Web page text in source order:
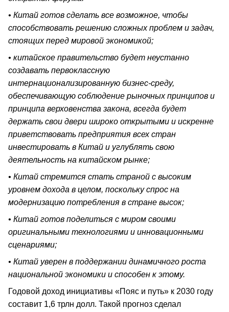
• Китай готов сделать все возможное, чтобы
способствовать решению сложных проблем и задач,
стоящих перед мировой экономикой;
• китайское правительство будет неустанно
создавать первоклассную
интернационализированную бизнес-среду,
обеспечивающую соблюдение рыночных принципов и
принципа верховенства закона, всегда будет
держать свои двери широко открытыми и искренне
приветствовать предприятия всех стран
инвестировать в Китай и углублять свою
деятельность на китайском рынке;
• Китай стремится стать страной с высоким
уровнем дохода в целом, поскольку спрос на
модернизацию потребления в стране высок;
• Китай готов поделиться с миром своими
оригинальными технологиями и инновационными
сценариями;
• Китай уверен в поддержании динамичного роста
национальной экономики и способен к этому.
Годовой доход инициативы «Пояс и путь» к 2030 году
составит 1,6 трлн долл. Такой прогноз сделал